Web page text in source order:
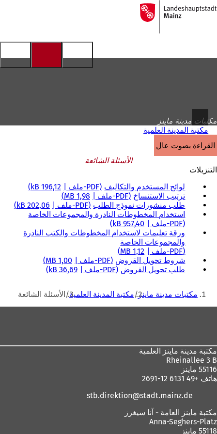
الانتقال إلى المحتوى
إلى
الصفحة
مكتبات مدينة ماينز
مكتبة المدينة العلمية
القراءة بصوت عالٍ
الأسئلة الشائعة
التنزيلات
لوائح المستخدم والتكاليف PDF-ملف
196,12 kB
ترتيب الاستنساخ PDF-ملف
1,98 MB
طلب منشورات نموذج الطلب PDF-ملف
202,06 kB
استخدام المخطوطات النادرة والمجموعات الخاصة
PDF-ملف
957,40 kB
ورقة تعليمات لاستخدام المخطوطات والكتب النادرة
والمجموعات الخاصة
PDF-ملف
1,12 MB
شروط تحويل القروض PDF-ملف
1,00 MB
طلب تحويل القروض PDF-ملف 36,69 kB
أنت مكتبات مدينة ماينز مكتبة المدينة العلمية الأسئلة الشائعة
مكتبة مدينة ماينز العلمية
Rheinallee 3 B
55116 ماينز
هاتف +49 6131 12-2691
stb.direktion
stadt.mainz de
مكتبة ماينز العامة - آنا سيغرز
Anna-Seghers-Platz
55118 ماينز